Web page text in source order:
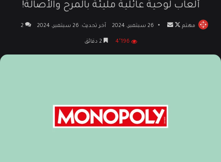
ألعاب لوحية عائلية مليئة بالمرح والأصالة!
مهتم
تابع أرسل26 سبتمبر، 2024 آخر تحديث: 26 سبتمبر، 2024 2
4٬196